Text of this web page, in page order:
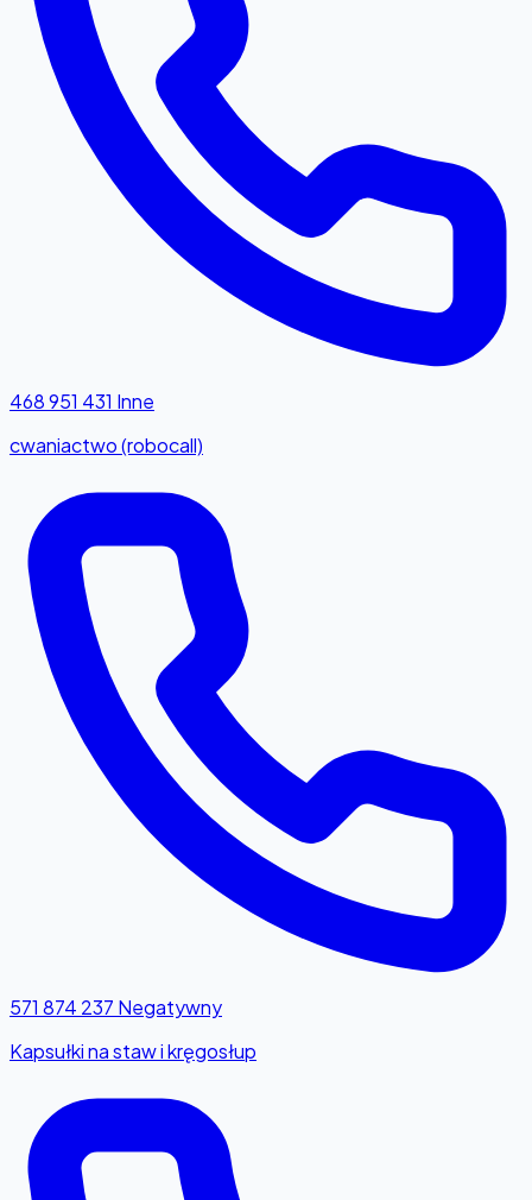
468 951 431 Inne
cwaniactwo (robocall)
571 874 237 Negatywny
Kapsułki na staw i kręgosłup